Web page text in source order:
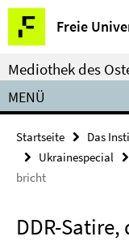
Springe
direkt
zu
Inhalt
Freie
Service-
Navigation
Mediothek des
MENÜ
Startseite Das
Ukrainespecial
bricht
DDR-